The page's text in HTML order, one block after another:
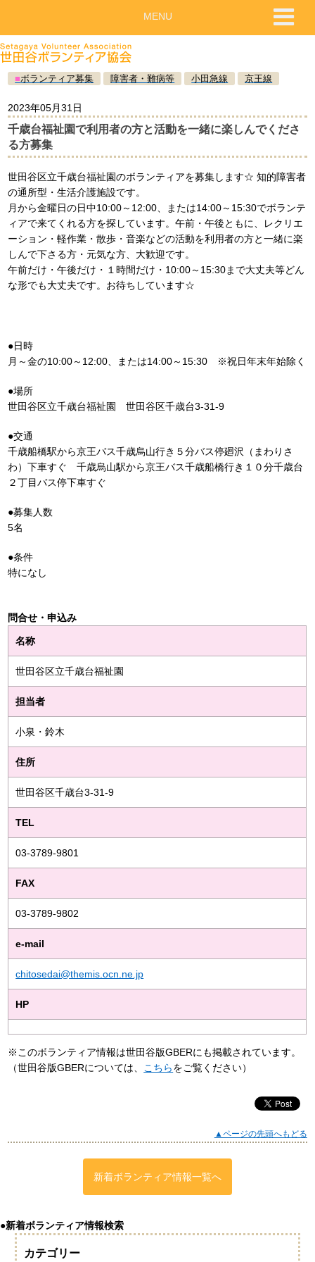
■ボランティア募集 障害者・難病等 小田急線 京王線
2023年05月31日
千歳台福祉園で利用者の方と活動を一緒に楽しんでくださ
る方募集
世田谷区立千歳台福祉園のボランティアを募集します☆ 知的障害者
の通所型・生活介護施設です。
月から金曜日の日中10:00～12:00、または14:00～15:30でボランテ
ィアで来てくれる方を探しています。午前・午後ともに、レクリエ
ーション・軽作業・散歩・音楽などの活動を利用者の方と一緒に楽
しんで下さる方・元気な方、大歓迎です。
午前だけ・午後だけ・１時間だけ・10:00～15:30まで大丈夫等どん
な形でも大丈夫です。お待ちしています☆
●日時
月～金の10:00～12:00、または14:00～15:30 ※祝日年末年始除く
●場所
世田谷区立千歳台福祉園 世田谷区千歳台3-31-9
●交通
千歳船橋駅から京王バス千歳烏山行き５分バス停廻沢（まわりさ
わ）下車すぐ 千歳烏山駅から京王バス千歳船橋行き１０分千歳台
２丁目バス停下車すぐ
●募集人数
5名
●条件
特になし
問合せ・申込み
名称
世田谷区立千歳台福祉園
担当者
小泉・鈴木
住所
世田谷区千歳台3-31-9
TEL
03-3789-9801
FAX
03-3789-9802
e-mail
chitosedai@themis.ocn.ne.jp
HP
※このボランティア情報は世田谷版GBERにも掲載されています。
（世田谷版GBERについては、
こちらをご覧ください）
▲ページの先頭へもどる
新着ボランティア情報一覧へ
●新着ボランティア情報検索
カテゴリー
MENU